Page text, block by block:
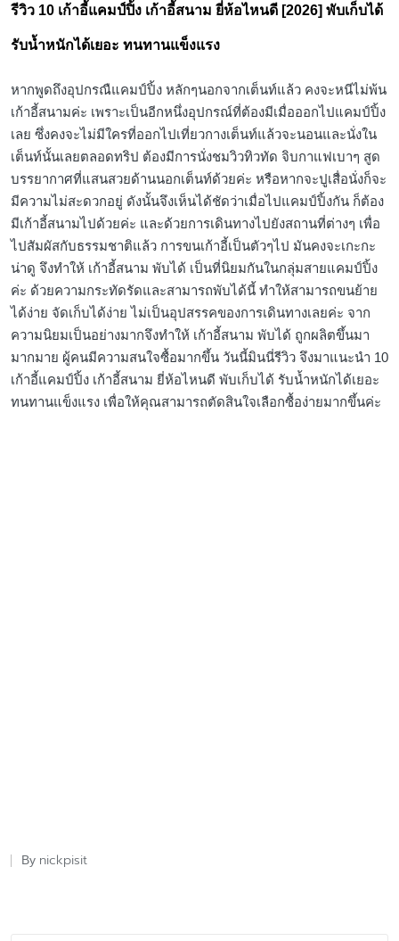
รีวิว 10 เก้าอี้แคมป์ปิ้ง เก้าอี้สนาม ยี่ห้อไหนดี [2026] พับเก็บได้
รับน้ำหนักได้เยอะ ทนทานแข็งแรง
หากพูดถึงอุปกรณืแคมป์ปิ้ง หลักๆนอกจากเต็นท์แล้ว คงจะหนีไม่พ้น
เก้าอี้สนามค่ะ เพราะเป็นอีกหนึ่งอุปกรณ์ที่ต้องมีเมื่อออกไปแคมป์ปิ้ง
เลย ซึ่งคงจะไม่มีใครที่ออกไปเที่ยวกางเต็นท์แล้วจะนอนและนั่งใน
เต็นท์นั้นเลยตลอดทริป ต้องมีการนั่งชมวิวทิวทัด จิบกาแฟเบาๆ สูด
บรรยากาศที่แสนสวยด้านนอกเต็นท์ด้วยค่ะ หรือหากจะปูเสื่อนั่งก็จะ
มีความไม่สะดวกอยู่ ดังนั้นจึงเห็นได้ชัดว่าเมื่อไปแคมป์ปิ้งกัน ก็ต้อง
มีเก้าอี้สนามไปด้วยค่ะ และด้วยการเดินทางไปยังสถานที่ต่างๆ เพื่อ
ไปสัมผัสกับธรรมชาติแล้ว การขนเก้าอี้เป็นตัวๆไป มันคงจะเกะกะ
น่าดู จึงทำให้ เก้าอี้สนาม พับได้ เป็นที่นิยมกันในกลุ่มสายแคมป์ปิ้ง
ค่ะ ด้วยความกระทัดรัดและสามารถพับได้นี้ ทำให้สามารถขนย้าย
ได้ง่าย จัดเก็บได้ง่าย ไม่เป็นอุปสรรคของการเดินทางเลยค่ะ จาก
ความนิยมเป็นอย่างมากจึงทำให้ เก้าอี้สนาม พับได้ ถูกผลิตขึ้นมา
มากมาย ผู้คนมีความสนใจซื้อมากขึ้น วันนี้มินนี่รีวิว จึงมาแนะนำ 10
เก้าอี้แคมป์ปิ้ง เก้าอี้สนาม ยี่ห้อไหนดี พับเก็บได้ รับน้ำหนักได้เยอะ
ทนทานแข็งแรง เพื่อให้คุณสามารถตัดสินใจเลือกซื้อง่ายมากขึ้นค่ะ
Posted
By nickpisit